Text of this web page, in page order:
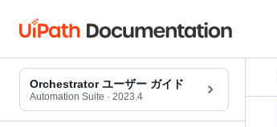
Orchestrator ユーザー ガイド
Automation Suite · 2023.4